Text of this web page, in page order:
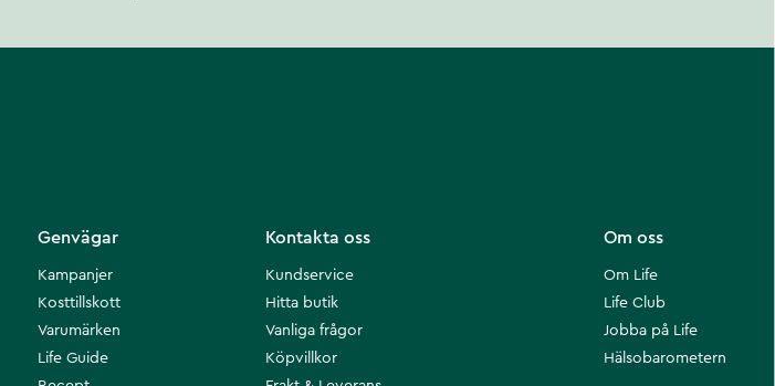
Om oss
Om Life
Life Club
Jobba på Life
Hälsobarometern
Kontakta oss
Kundservice
Hitta butik
Vanliga frågor
Köpvillkor
Genvägar
Kampanjer
Kosttillskott
Varumärken
Life Guide